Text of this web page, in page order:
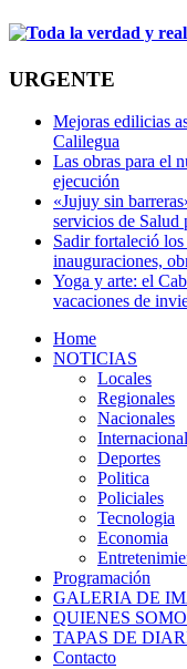
URGENTE
Mejoras edilicias
Calilegua
Las obras para el
ejecución
«Jujuy sin
servicios de Salud
Sadir fortaleció
inauguraciones,
Yoga y arte: el
vacaciones de
Home
NOTICIAS
Locales
Regionales
Nacionales
Deportes
Politica
Policiales
Tecnologia
Economia
Programación
GALERIA DE
QUIENES
TAPAS DE
Contacto